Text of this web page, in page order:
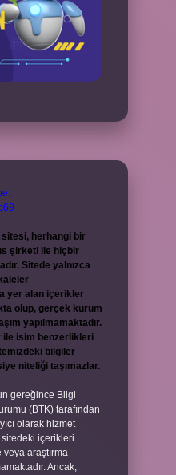
herhangi bir
şirketi ile hiçbir
Sitede yalnızca
yer alan içerikler
olup, gerçek kurum
yapılmamaktadır.
isim benzerlikleri
bilgiler
niteliği taşımazlar.
gereğince Bilgi
(BTK) tarafından
olarak hizmet
içerikleri
araştırma
Ancak,